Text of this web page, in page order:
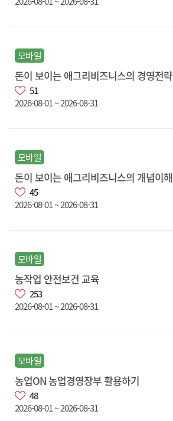
모바일
돈이 보이는 애그리비즈니스의 경영전략
51
2026-08-01 ~ 2026-08-31
모바일
돈이 보이는 애그리비즈니스의 개념이해
45
2026-08-01 ~ 2026-08-31
모바일
농작업 안전보건 교육
253
2026-08-01 ~ 2026-08-31
모바일
농업ON 농업경영장부 활용하기
48
2026-08-01 ~ 2026-08-31